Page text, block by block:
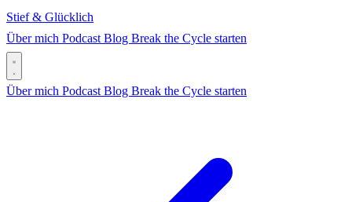
Stief & Glücklich
Über mich Podcast Blog Break the Cycle starten
Über mich Podcast Blog Break the Cycle starten